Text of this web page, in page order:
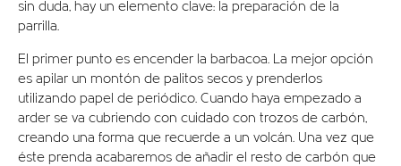
sin duda, hay un elemento clave: la preparación de la
parrilla.
El primer punto es encender la barbacoa. La mejor opción
es apilar un montón de palitos secos y prenderlos
utilizando papel de periódico. Cuando haya empezado a
arder se va cubriendo con cuidado con trozos de carbón,
creando una forma que recuerde a un volcán. Una vez que
éste prenda acabaremos de añadir el resto de carbón que